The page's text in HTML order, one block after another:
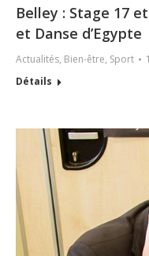
Belley : Stage 17
et Danse d’Egypte
Actualités, Bien-être, Sport
Détails